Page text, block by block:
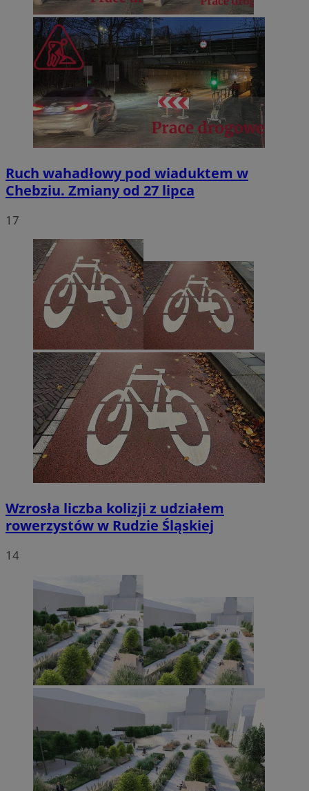
Ruch wahadłowy pod wiaduktem w
Chebziu. Zmiany od 27 lipca
17
Wzrosła liczba kolizji z udziałem
rowerzystów w Rudzie Śląskiej
14